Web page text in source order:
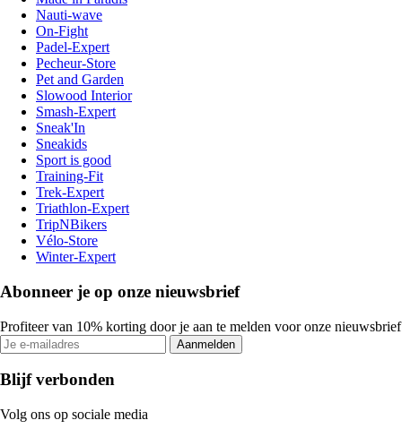
Nauti-wave
On-Fight
Padel-Expert
Pecheur-Store
Pet and Garden
Slowood Interior
Smash-Expert
Sneak'In
Sneakids
Sport is good
Training-Fit
Trek-Expert
Triathlon-Expert
TripNBikers
Vélo-Store
Winter-Expert
Abonneer je op onze nieuwsbrief
Profiteer van 10% korting door je aan te melden voor onze nieuwsbrief
Aanmelden
Blijf verbonden
Volg ons op sociale media